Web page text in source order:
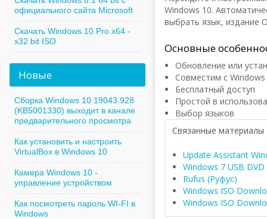
Windows 10.
выбрать язык, издание
Основные
Обновление или
Совместим с Windows
Бесплатный доступ
Простой в
Выбор языков
Связанные материалы
Update Assistant
Windows 7 USB
Rufus (Руфус)
Windows ISO
Windows ISO
официального сайта Microsoft
Скачать Windows 10 Pro x64 -
x32 bit ISO
Новые
Сборка Windows 10 19043.928
(KB5001330) выходит в канале
предварительного просмотра
Как установить и настроить
VirtualBox в Windows 10
Камера Windows 10 -
управление устройством
Как посмотреть пароль WI-FI в
Windows